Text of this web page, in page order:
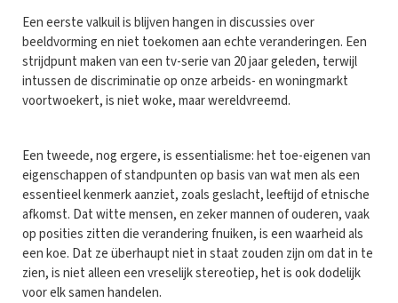
Een eerste valkuil is blijven hangen in discussies over
beeldvorming en niet toekomen aan echte veranderingen. Een
strijdpunt maken van een tv-serie van 20 jaar geleden, terwijl
intussen de discriminatie op onze arbeids- en woningmarkt
voortwoekert, is niet woke, maar wereldvreemd.
Een tweede, nog ergere, is essentialisme: het toe-eigenen van
eigenschappen of standpunten op basis van wat men als een
essentieel kenmerk aanziet, zoals geslacht, leeftijd of etnische
afkomst. Dat witte mensen, en zeker mannen of ouderen, vaak
op posities zitten die verandering fnuiken, is een waarheid als
een koe. Dat ze überhaupt niet in staat zouden zijn om dat in te
zien, is niet alleen een vreselijk stereotiep, het is ook dodelijk
voor elk samen handelen.